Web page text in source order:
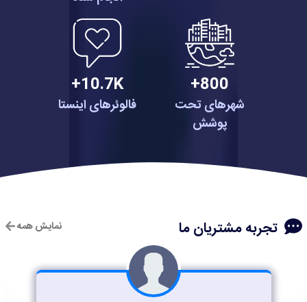
800+
شهرهای تحت
پوشش
10.7K+
فالوئرهای اینستا
تجربه مشتریان ما نمایش همه